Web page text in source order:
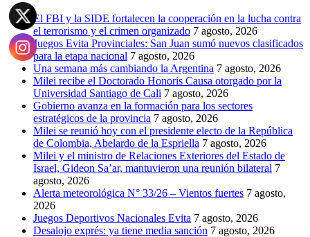
El FBI y la SIDE fortalecen la cooperación en la lucha contra
el terrorismo y el crimen organizado 7 agosto, 2026
Juegos Evita Provinciales: San Juan sumó nuevos clasificados
para la etapa nacional 7 agosto, 2026
Una semana más cambiando la Argentina 7 agosto, 2026
Milei recibe el Doctorado Honoris Causa otorgado por la
Universidad Santiago de Cali 7 agosto, 2026
Gobierno avanza en la formación para los sectores
estratégicos de la provincia 7 agosto, 2026
Milei se reunió hoy con el presidente electo de la República
de Colombia, Abelardo de la Espriella 7 agosto, 2026
Milei y el ministro de Relaciones Exteriores del Estado de
Israel, Gideon Sa’ar, mantuvieron una reunión bilateral 7
agosto, 2026
Alerta meteorológica N° 33/26 – Vientos fuertes 7 agosto,
2026
Juegos Deportivos Nacionales Evita 7 agosto, 2026
Desalojo exprés: ya tiene media sanción 7 agosto, 2026